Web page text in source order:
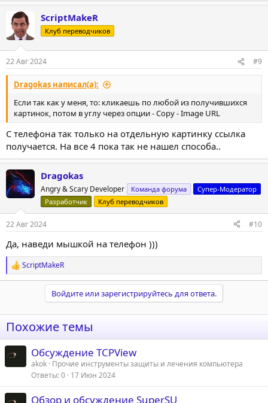
ScriptMakeR
Клуб переводчиков
22 Авг 2024 #9
Dragokas написал(а):
Если так как у меня, то: кликаешь по любой из получившихся
картинок, потом в углу через опции - Copy - Image URL
С телефона так только на отдельную картинку ссылка
получается. На все 4 пока так не нашел способа..
Dragokas
Angry & Scary Developer Команда форума
Супер-Модератор
Разработчик
Клуб переводчиков
22 Авг 2024 #10
Да, наведи мышкой на телефон )))
Р
е
и
и
ScriptMakeR
Войдите или зарегистрируйтесь для ответа.
Похожие темы
Обсуждение TCPView
akok Прочие инструменты защиты и лечения компьютера
Ответы 0 17 Июн 2024
Обзор и обсуждение SuperSU